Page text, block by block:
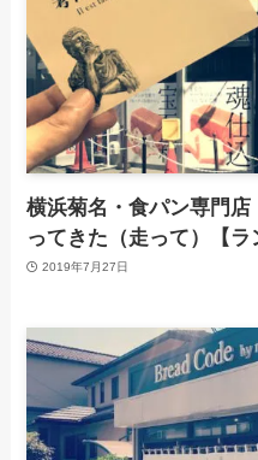
横浜菊名・食パン専門
ってきた（走って）【ラ
2019年7月27日